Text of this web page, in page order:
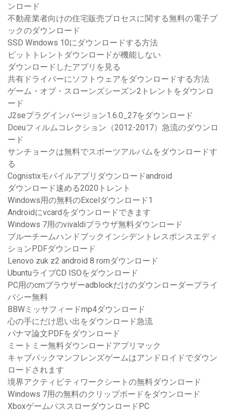
ンロード
不動産業者向けの住宅販売プロセスに関する無料の電子ブ
ックのダウンロード
SSD Windows 10にダウンロードする方法
ビットトレントダウンロードが機能しない
ダウンロードしたアプリを見る
共有ドライバーにソフトウェアをダウンロードする方法
ゲーム・オブ・スローンズシーズン2トレントをダウンロ
ード
J2seプラグインバージョン1.6.0_27をダウンロード
Dceuフィルムコレクション（2012-2017）急流のダウンロ
ード
サンチョークは無料でスポーツアルバムをダウンロードす
る
Cognistixモバイルアプリダウンロードandroid
ダウンロード速める2020トレント
Windows用の無料のExcelダウンロード1
Androidにvcardをダウンロードできます
Windows 7用のvivaldiブラウザ無料ダウンロード
ブルーチームハンドブックインシデントレスポンスエディ
ションPDFダウンロード
Lenovo zuk z2 android 8 romダウンロード
UbuntuライブCD ISOをダウンロード
PC用のcmブラウザーadblockだけのダウンローダープライ
バシー無料
BBWミッサフィードmp4ダウンロード
心の手にだけ思い出をダウンロード急流
パナマ論文PDFをダウンロード
ミートミー無料ダウンロードアプリマック
キャブパックマンフレンズゲームはアンドロイドでダウン
ロードされます
境界アクティビティワークシートの無料ダウンロード
Windows 7用の無料のクリップボードをダウンロード
XboxゲームパススローダウンロードPC